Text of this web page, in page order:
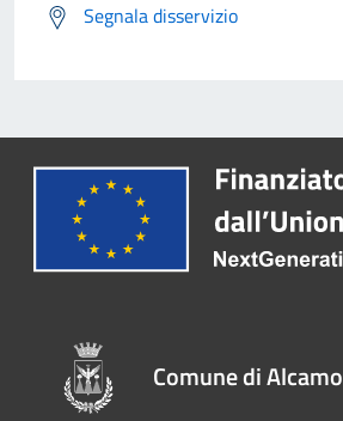
Segnala disservizio
Comune di Alcamo